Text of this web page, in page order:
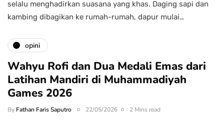
selalu menghadirkan suasana yang khas. Daging sapi dan
kambing dibagikan ke rumah-rumah, dapur mulai…
opini
Wahyu Rofi dan Dua Medali Emas dari
Latihan Mandiri di Muhammadiyah
Games 2026
By Fathan Faris Saputro 22/05/2026 2 Mins read